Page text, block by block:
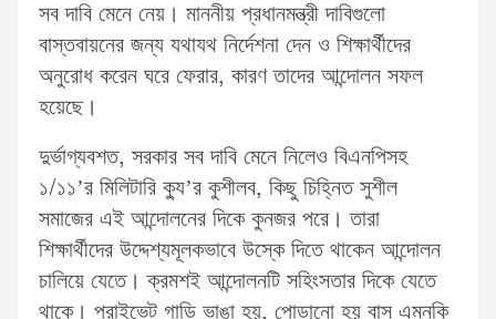
সব দাবি মেনে নেয়। মাননীয় প্রধানমন্ত্রী দাবিগুলো
বাস্তবায়নের জন্য যথাযথ নির্দেশনা দেন ও শিক্ষার্থীদের
অনুরোধ করেন ঘরে ফেরার, কারণ তাদের আন্দোলন সফল
হয়েছে।
দুর্ভাগ্যবশত, সরকার সব দাবি মেনে নিলেও বিএনপিসহ
১/১১’র মিলিটারি ক্যু’র কুশীলব, কিছু চিহ্নিত সুশীল
সমাজের এই আন্দোলনের দিকে কুনজর পরে। তারা
শিক্ষার্থীদের উদ্দেশ্যমূলকভাবে উস্কে দিতে থাকেন আন্দোলন
চালিয়ে যেতে। ক্রমশই আন্দোলনটি সহিংসতার দিকে যেতে
থাকে। প্রাইভেট গাড়ি ভাঙা হয়, পোড়ানো হয় বাস এমনকি